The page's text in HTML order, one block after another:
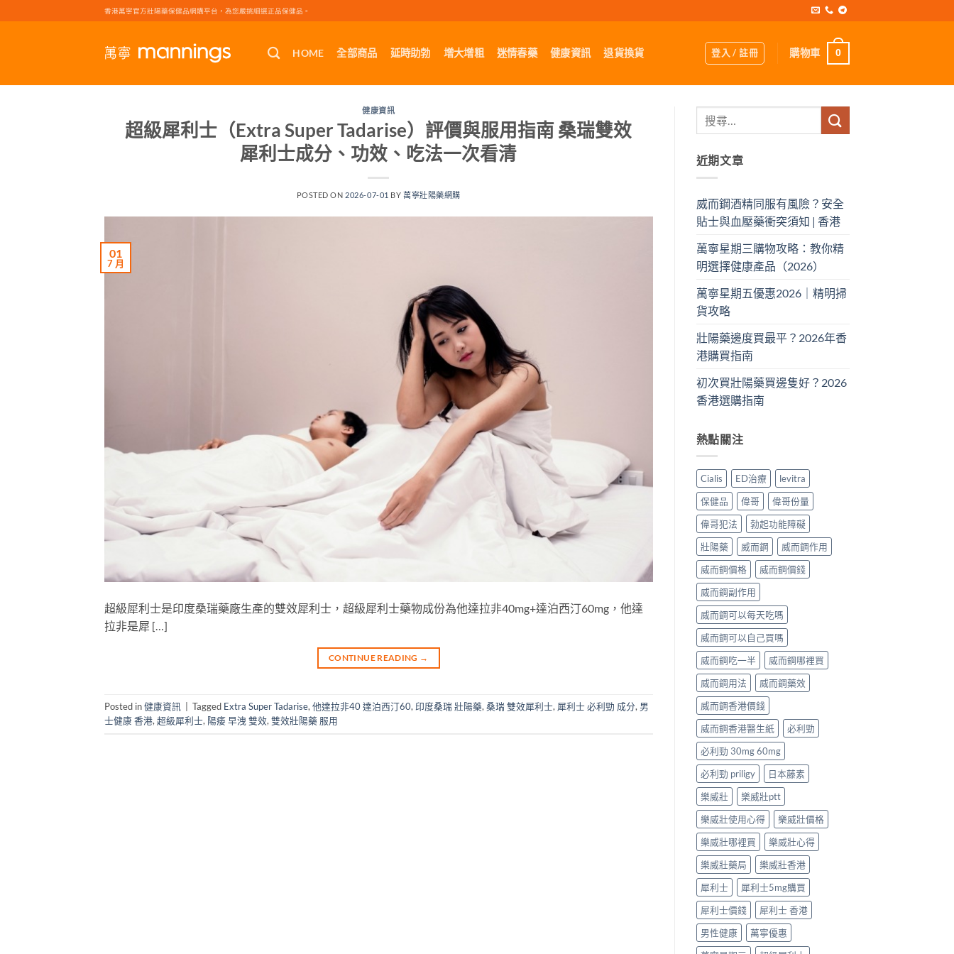
to
香港萬寧官方壯陽藥保健品網購平台，為您嚴挑細選正品保健品。
HOME 全部商品 延時助勃 增大增粗 迷情春藥 健康資訊 退貨換貨 登入 / 註冊 購物車 0
健康資訊
超級犀利士（Extra Super Tadarise）評價與服用指南 桑瑞雙效
犀利士成分、功效、吃法一次看清
POSTED ON 2026-07-01 BY萬寧壯陽藥網購
01
7 月
超級犀利士是印度桑瑞藥廠生產的雙效犀利士，超級犀利士藥物成份為他達拉非40mg+達泊西汀60mg，他達
拉非是犀 […]
CONTINUE READING →
Posted in健康資訊 Tagged Extra Super Tadarise,他達拉非40 達泊西汀60,印度桑瑞 壯陽藥,桑瑞 雙效犀利士, 犀利士 必利勁 成分, 男
士健康 香港,超級犀利士, 陽痿 早洩 雙效,雙效壯陽藥 服用
近期文章
威而鋼酒精同服有風險？安全
貼士與血壓藥衝突須知 | 香港
萬寧星期三購物攻略：教你精
明選擇健康產品（2026）
萬寧星期五優惠2026｜精明掃
貨攻略
壯陽藥邊度買最平？2026年香
港購買指南
初次買壯陽藥買邊隻好？2026
香港選購指南
熱點關注
Cialis ED治療
levitra
保健品
偉哥
偉哥份量
偉哥犯法
勃起功能障礙
壯陽藥
威而鋼
威而鋼作用
威而鋼價格
威而鋼價錢
威而鋼副作用
威而鋼可以每天吃嗎
威而鋼可以自己買嗎
威而鋼吃一半
威而鋼哪裡買
威而鋼用法
威而鋼藥效
威而鋼香港價錢
威而鋼香港醫生紙
必利勁
必利勁 30mg 60mg
必利勁 priligy
日本藤素
樂威壯
樂威壯ptt
樂威壯使用心得
樂威壯價格
樂威壯哪裡買
樂威壯心得
樂威壯藥局
樂威壯香港
犀利士
犀利士5mg購買
犀利士價錢
犀利士 香港
男性健康
萬寧優惠